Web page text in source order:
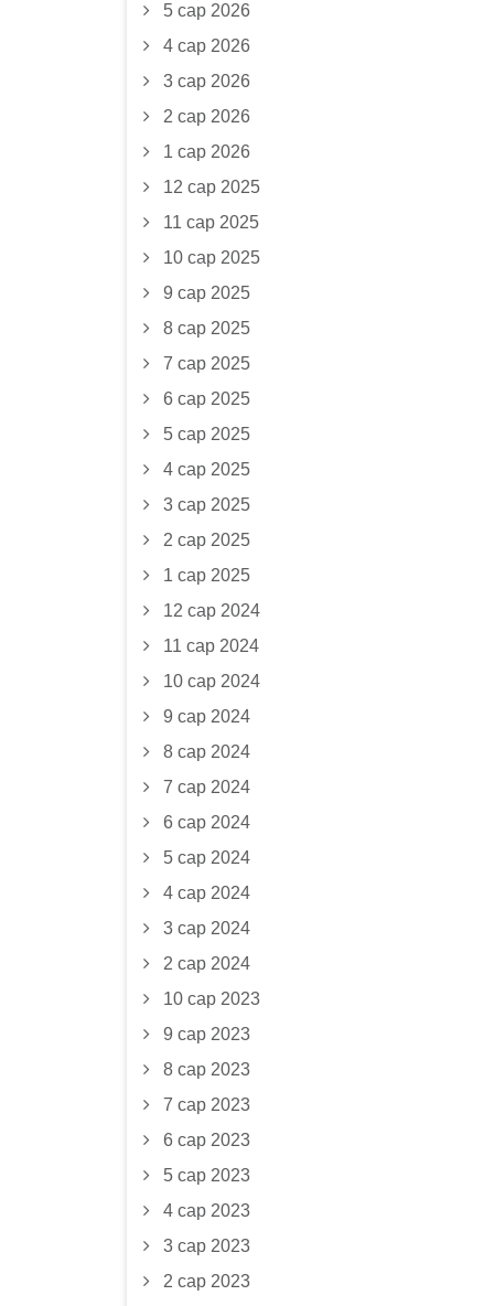
5 сар 2026
4 сар 2026
3 сар 2026
2 сар 2026
1 сар 2026
12 сар 2025
11 сар 2025
10 сар 2025
9 сар 2025
8 сар 2025
7 сар 2025
6 сар 2025
5 сар 2025
4 сар 2025
3 сар 2025
2 сар 2025
1 сар 2025
12 сар 2024
11 сар 2024
10 сар 2024
9 сар 2024
8 сар 2024
7 сар 2024
6 сар 2024
5 сар 2024
4 сар 2024
3 сар 2024
2 сар 2024
10 сар 2023
9 сар 2023
8 сар 2023
7 сар 2023
6 сар 2023
5 сар 2023
4 сар 2023
3 сар 2023
2 сар 2023